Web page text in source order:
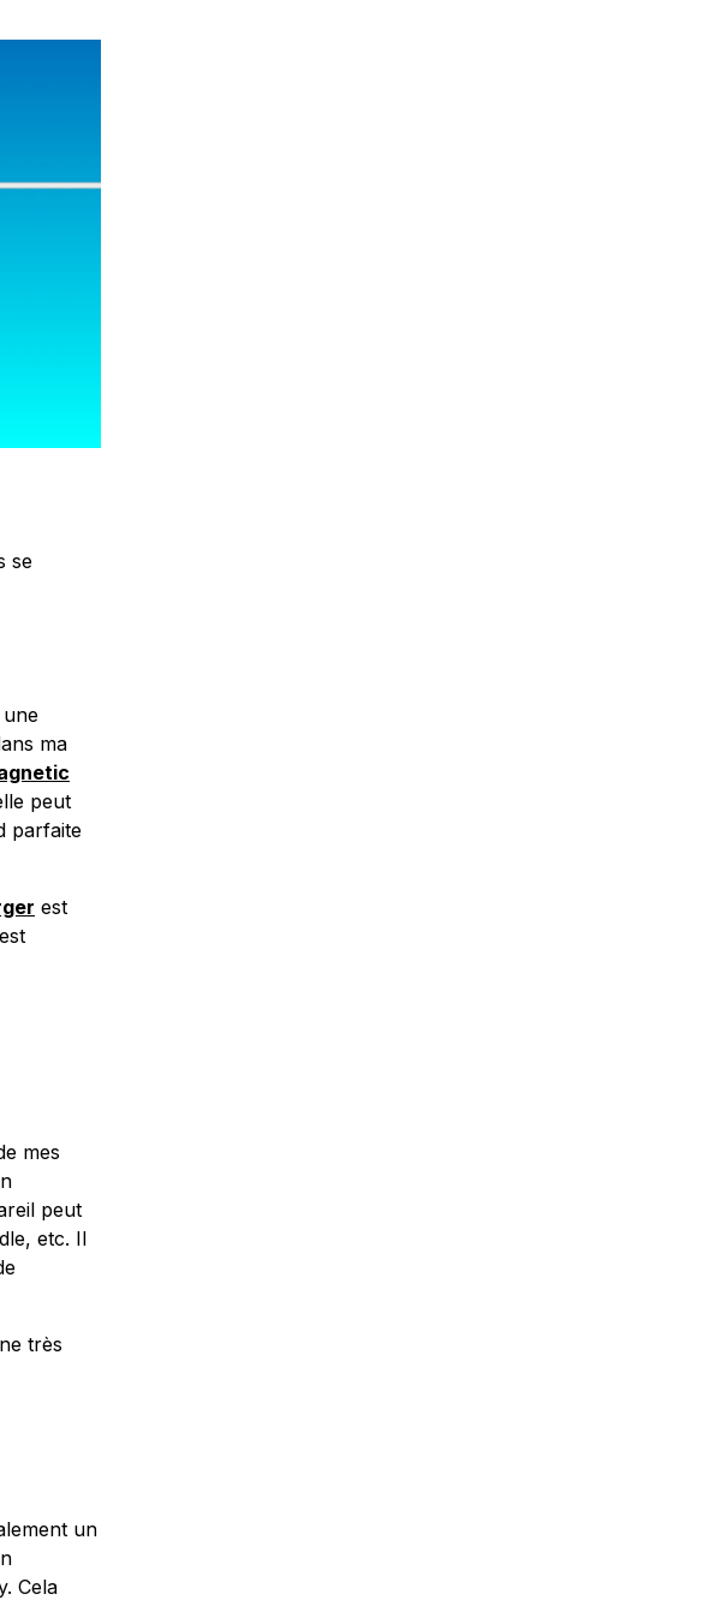
se
une
ma
peut
parfaite
est
mes
peut
etc. Il
très
un
Cela